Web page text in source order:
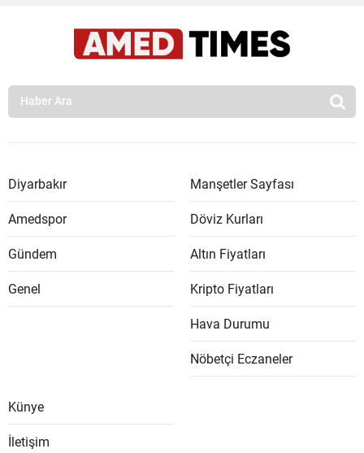
Diyarbakır
Amedspor
Gündem
Genel
Manşetler Sayfası
Döviz Kurları
Altın Fiyatları
Kripto Fiyatları
Hava Durumu
Nöbetçi Eczaneler
Künye
İletişim